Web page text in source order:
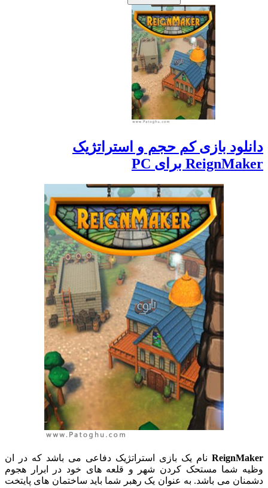
دانلود بازی کم حجم و استراتژیک
ReignMaker برای PC
ReignMaker نام یک بازی استراتژیک دفاعی می باشد که در ان
وظیه شما مستحک کردن شهر و قلعه های خود در ابرار هجوم
دشمنان می باشد. به عنوان یک رهبر شما باید ساختمان های پایتخت